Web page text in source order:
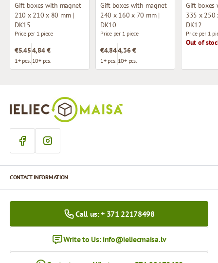
Gift boxes with magnet
210 x 210 x 80 mm |
DK15
Price per 1 piece
€5.45
1+ pcs.
4,84 €
10+ pcs.
Gift boxes with magnet
240 x 160 x 70 mm |
DK10
Price per 1 piece
€4.84
1+ pcs.
4,36 €
10+ pcs.
Gift boxes
335 x 250
DK12
Price per 1
Out of
CONTACT INFORMATION
Call us: + 371 22178498
Write to Us: info@ieliecmaisa.lv